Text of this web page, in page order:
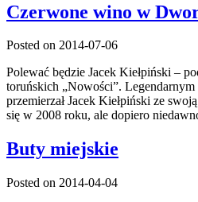
Czerwone wino w
Posted on 2014-07-06
Polewać będzie Jacek Kiełpiński –
toruńskich „Nowości”.
przemierzał Jacek Kiełpiński ze
się w 2008 roku, ale dopiero
Buty miejskie
Posted on 2014-04-04